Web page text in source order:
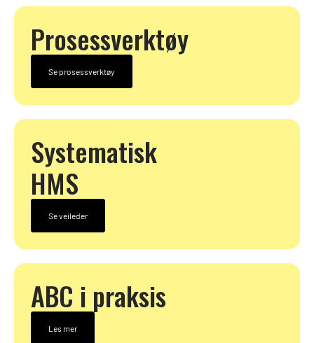
Prosessverktøy
Se prosessverktøy
Systematisk
HMS
Se veileder
ABC i praksis
Les mer